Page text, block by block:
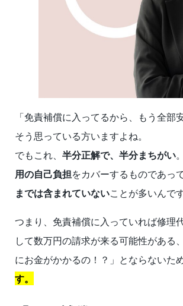
「免責補償に入ってるから、もう全部
そう思っている方いますよね。
でもこれ、 半分正解で、半分まちがい
用の自己負担をカバーするものであって
までは含まれていないことが多いんです
つまり、免責補償に入っていれば修理
して数万円の請求が来る可能性がある
にお金がかかるの！？」とならないた
す。